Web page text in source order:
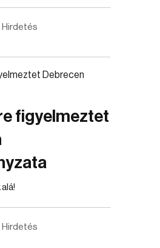
Hirdetés
figyelmeztet
Hirdetés